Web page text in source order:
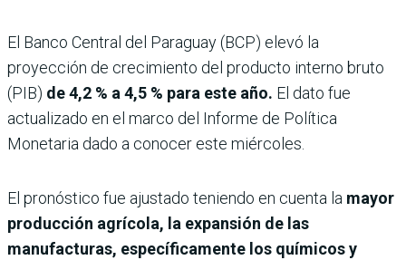
El Banco Central del Paraguay (BCP) elevó la
proyección de crecimiento del producto interno bruto
(PIB) de 4,2 % a 4,5 % para este año. El dato fue
actualizado en el marco del Informe de Política
Monetaria dado a conocer este miércoles.
El pronóstico fue ajustado teniendo en cuenta la mayor
producción agrícola, la expansión de las
manufacturas, específicamente los químicos y